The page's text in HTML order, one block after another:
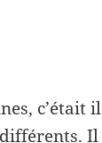
c’était il
Il